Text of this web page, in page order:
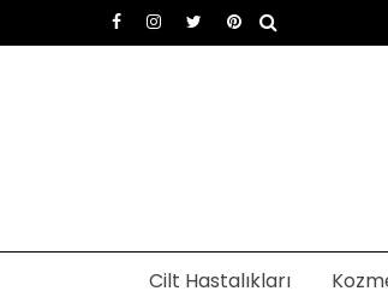
to
Dermatoloji
Cilt Hastalıkları